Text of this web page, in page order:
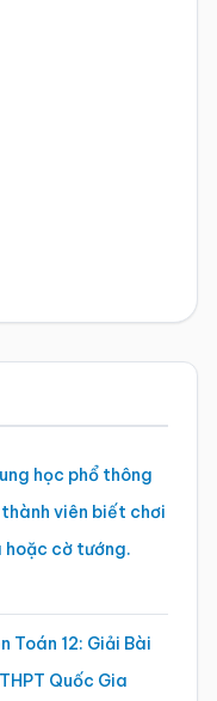
học phổ thông
viên biết chơi
hoặc cờ tướng.
Toán 12: Giải Bài
Quốc Gia